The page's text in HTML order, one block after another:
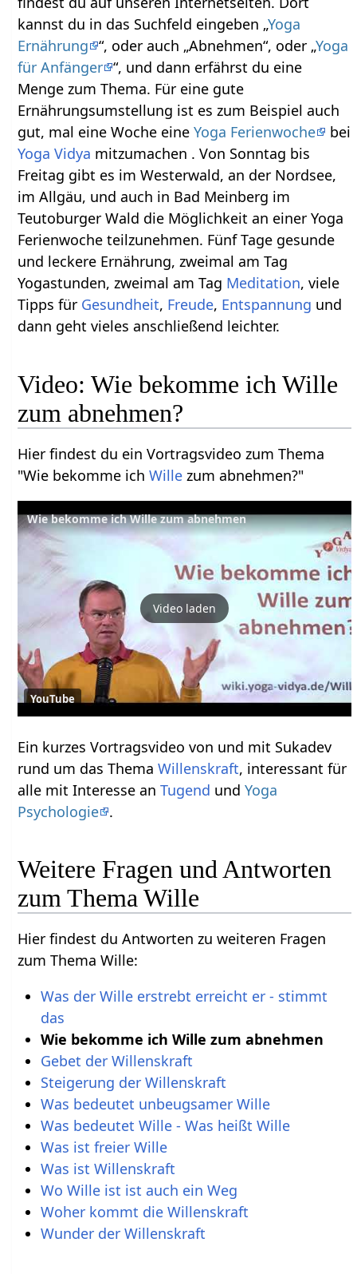
kannst du in das Suchfeld eingeben „Yoga
Ernährung “, oder auch „Abnehmen“, oder „Yoga
für Anfänger “, und dann erfährst du eine
Menge zum Thema. Für eine gute
Ernährungsumstellung ist es zum Beispiel auch
gut, mal eine Woche eineYoga Ferienwoche
bei
Yoga Vidya mitzumachen . Von Sonntag bis
Freitag gibt es im Westerwald, an der Nordsee,
im Allgäu, und auch in Bad Meinberg im
Teutoburger Wald die Möglichkeit an einer Yoga
Ferienwoche teilzunehmen. Fünf Tage gesunde
und leckere Ernährung, zweimal am Tag
Yogastunden, zweimal am Tag Meditation, viele
Tipps für Gesundheit, Freude, Entspannung und
dann geht vieles anschließend leichter.
Video: Wie bekomme ich Wille
zum abnehmen?
Hier findest du ein Vortragsvideo zum Thema
"Wie bekomme ichWille zum abnehmen?"
Wie bekomme ich Wille zum abnehmen
Video laden
YouTube
Ein kurzes Vortragsvideo von und mit Sukadev
rund um das ThemaWillenskraft, interessant für
alle mit Interesse anTugend undYoga
Psychologie .
Weitere Fragen und Antworten
zum Thema Wille
Hier findest du Antworten zu weiteren Fragen
zum Thema Wille:
Was der Wille erstrebt erreicht er - stimmt
das
Wie bekomme ich Wille zum abnehmen
Gebet der Willenskraft
Steigerung der Willenskraft
Was bedeutet unbeugsamer Wille
Was bedeutet Wille - Was heißt Wille
Was ist freier Wille
Was ist Willenskraft
Wo Wille ist ist auch ein Weg
Woher kommt die Willenskraft
Wunder der Willenskraft